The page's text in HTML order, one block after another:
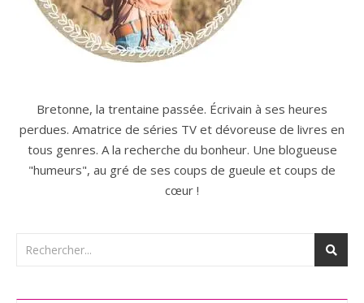
Bretonne, la trentaine passée. Écrivain à ses heures
perdues. Amatrice de séries TV et dévoreuse de livres en
tous genres. A la recherche du bonheur. Une blogueuse
"humeurs", au gré de ses coups de gueule et coups de
cœur !